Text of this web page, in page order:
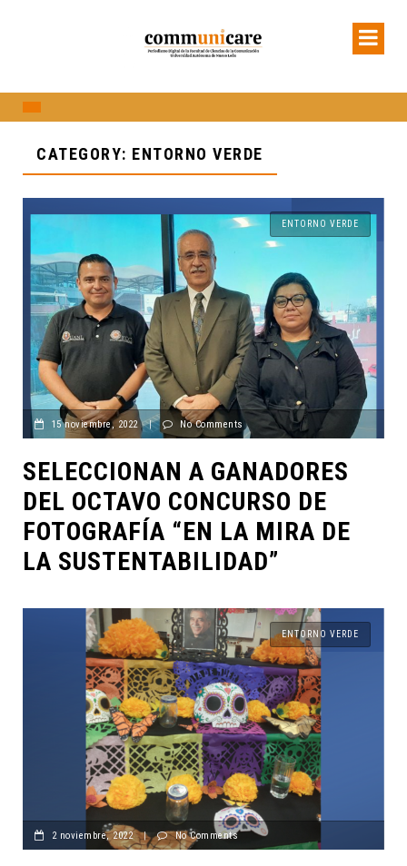
CATEGORY: ENTORNO VERDE
ENTORNO VERDE
15 noviembre, 2022 | No Comments
SELECCIONAN A GANADORES
DEL OCTAVO CONCURSO DE
FOTOGRAFÍA “EN LA MIRA DE
LA SUSTENTABILIDAD”
ENTORNO VERDE
2 noviembre, 2022 | No Comments